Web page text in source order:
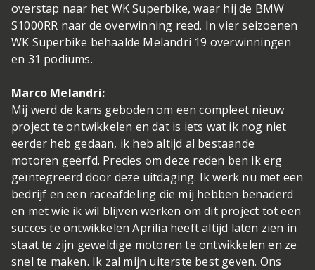
overstap naar het WK Superbike, waar hij de BMW
S1000RR naar de overwinning reed. In vier seizoenen
WK Superbike behaalde Melandri 19 overwinningen
en 31 podiums.
Marco Melandri:
Mij werd de kans geboden om een compleet nieuw
project te ontwikkelen en dat is iets wat ik nog niet
eerder heb gedaan, ik heb altijd al bestaande
motoren geërfd. Precies om deze reden ben ik erg
geïntegreerd door deze uitdaging. Ik werk nu met een
bedrijf en een raceafdeling die mij hebben benaderd
en met wie ik wil blijven werken om dit project tot een
succes te ontwikkelen Aprilia heeft altijd laten zien in
staat te zijn geweldige motoren te ontwikkelen en ze
snel te maken. Ik zal mijn uiterste best geven. Ons